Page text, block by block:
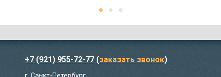
+7 (921) 955-72-77 (заказать звонок)